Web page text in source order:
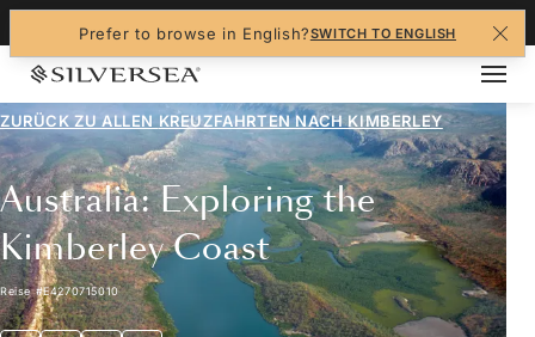
Prefer to browse in English?SWITCH TO ENGLISH
ZURÜCK ZU ALLEN KREUZFAHRTEN NACH KIMBERLEY
Australia: Exploring the
Kimberley Coast
Reise#E4270715010